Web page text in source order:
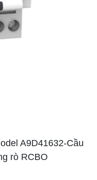
A9D41632-Cầu
rò RCBO